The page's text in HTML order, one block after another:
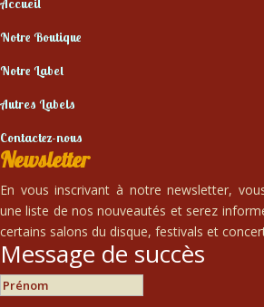
Accueil
Notre Boutique
Notre Label
Autres Labels
Contactez-nous
Newsletter
En vous inscrivant à notre newsletter,
une liste de nos nouveautés et serez
certains salons du disque, festivals et
Message de succès